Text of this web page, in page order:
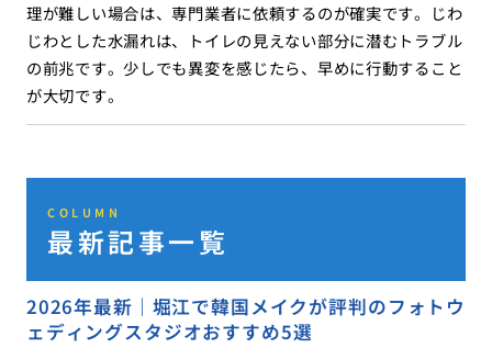
理が難しい場合は、専門業者に依頼するのが確実です。じわ
じわとした水漏れは、トイレの見えない部分に潜むトラブル
の前兆です。少しでも異変を感じたら、早めに行動すること
が大切です。
COLUMN
最新記事一覧
2026年最新｜堀江で韓国メイクが評判のフォトウ
ェディングスタジオおすすめ5選